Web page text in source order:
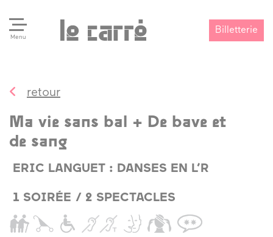
Menu
Billetterie
retour
Ma vie sans bal + De bave et
de sang
ERIC LANGUET : DANSES EN L’R
1 SOIRÉE / 2 SPECTACLES